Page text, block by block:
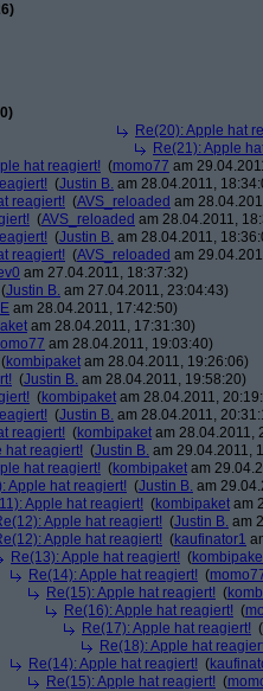
Re(20): Apple hat
Re(21): Apple
hat reagiert! (momo77 am
(Justin B. am 28.04.2011,
reagiert! (AVS_reloaded am
(AVS_reloaded am 28.04.2011,
(Justin B. am 28.04.2011,
reagiert! (AVS_reloaded am
am 27.04.2011, 18:37:32)
(Justin B. am 27.04.2011, 23:04:43)
am 28.04.2011, 17:42:50)
am 28.04.2011, 17:31:30)
am 28.04.2011, 19:03:40)
(kombipaket am 28.04.2011, 19:26:06)
(Justin B. am 28.04.2011, 19:58:20)
(kombipaket am 28.04.2011,
(Justin B. am 28.04.2011,
reagiert! (kombipaket am 28.04.2011,
hat reagiert! (Justin B. am 29.04.2011,
hat reagiert! (kombipaket am
Apple hat reagiert! (Justin B. am
Apple hat reagiert! (kombipaket am
Apple hat reagiert! (Justin B. am
Apple hat reagiert! (kaufinator1
Re(13): Apple hat reagiert! (
Re(14): Apple hat reagiert! (
Re(15): Apple hat reagiert! (
Re(16): Apple hat reagiert! (
Re(17): Apple hat reagiert! (
Re(18): Apple hat
Re(14): Apple hat reagiert! (
Re(15): Apple hat reagiert! (